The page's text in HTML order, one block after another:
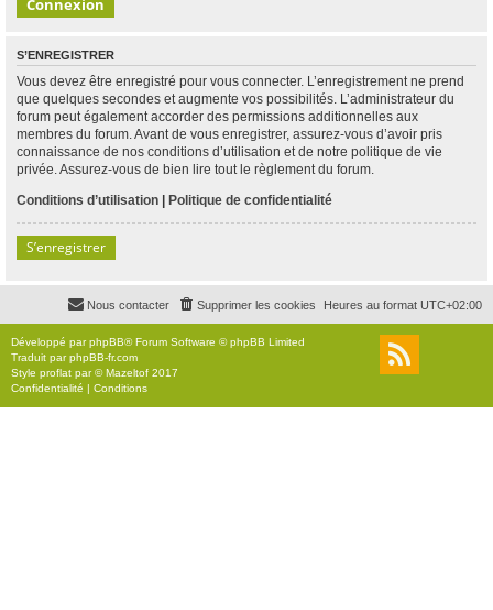
S’ENREGISTRER
Vous devez être enregistré pour vous connecter. L’enregistrement ne prend
que quelques secondes et augmente vos possibilités. L’administrateur du
forum peut également accorder des permissions additionnelles aux
membres du forum. Avant de vous enregistrer, assurez-vous d’avoir pris
connaissance de nos conditions d’utilisation et de notre politique de vie
privée. Assurez-vous de bien lire tout le règlement du forum.
Conditions d’utilisation | Politique de confidentialité
S’enregistrer
Heures au format UTC+02:00
Supprimer les cookies
Nous contacter
Développé parphpBB® Forum Software © phpBB Limited
Traduit parphpBB-fr.com
Style proflat par ©Mazeltof 2017
Confidentialité | Conditions